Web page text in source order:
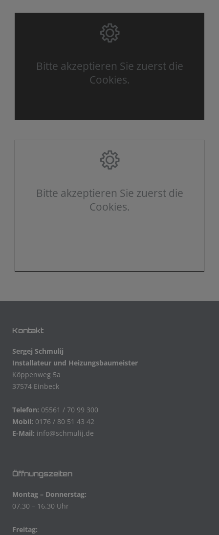
Bitte akzeptieren Sie zuerst die
Cookies.
Bitte akzeptieren Sie zuerst die
Cookies.
Kontakt
Sergej Schmulij
Installateur und Heizungsbaumeister
Köppenweg 5a
37574 Einbeck
Telefon: 05561 / 70 99 300
Mobil: 0176 / 80 51 43 42
E-Mail: info@schmulij.de
Öffnungszeiten
Montag – Donnerstag:
07.30 – 16.30 Uhr
Freitag: